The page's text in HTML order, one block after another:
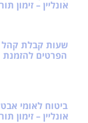
אונליין – זימון
שעות קבלת קהל
הפרטים להזמנת
ביטוח לאומי
אונליין – זימון